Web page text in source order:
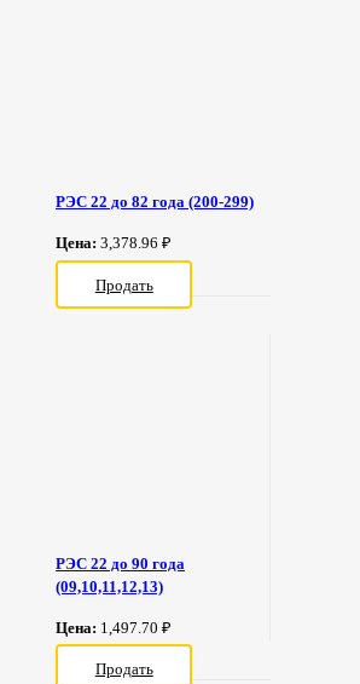
РЭС 22 до 82 года (200-299)
Цена:3,378.96 ₽
Продать
РЭС 22 до 90 года
(09,10,11,12,13)
Цена: 1,497.70 ₽
Продать